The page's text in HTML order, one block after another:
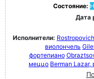
Состояние:
Дата
Исполнители:
виолончель
фортепиано
меццо Berman